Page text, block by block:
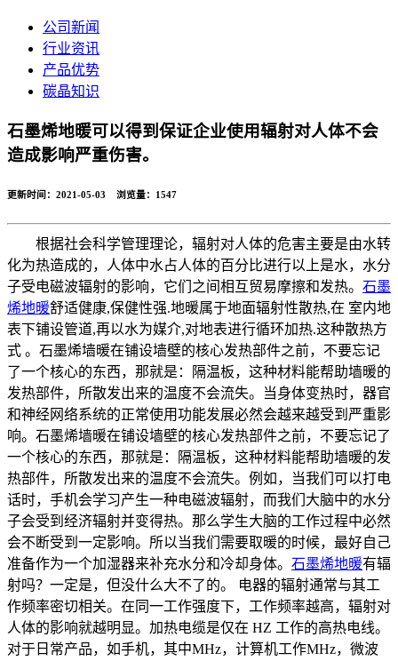
公司新闻
行业资讯
产品优势
碳晶知识
石墨烯地暖可以得到保证企业使用辐射对人体不会
造成影响严重伤害。
更新时间：2021-05-03 浏览量： 1547
根据社会科学管理理论，辐射对人体的危害主要是由水转
化为热造成的，人体中水占人体的百分比进行以上是水，水分
子受电磁波辐射的影响，它们之间相互贸易摩擦和发热。 石墨
烯地暖舒适健康,保健性强.地暖属于地面辐射性散热,在 室内地
表下铺设管道,再以水为媒介,对地表进行循环加热.这种散热方
式 。石墨烯墙暖在铺设墙壁的核心发热部件之前，不要忘记
了一个核心的东西，那就是：隔温板，这种材料能帮助墙暖的
发热部件，所散发出来的温度不会流失。当身体变热时，器官
和神经网络系统的正常使用功能发展必然会越来越受到严重影
响。石墨烯墙暖在铺设墙壁的核心发热部件之前，不要忘记了
一个核心的东西，那就是：隔温板，这种材料能帮助墙暖的发
热部件，所散发出来的温度不会流失。例如，当我们可以打电
话时，手机会学习产生一种电磁波辐射，而我们大脑中的水分
子会受到经济辐射并变得热。那么学生大脑的工作过程中必然
会不断受到一定影响。所以当我们需要取暖的时候，最好自己
准备作为一个加湿器来补充水分和冷却身体。 石墨烯地暖有辐
射吗？一定是，但没什么大不了的。 电器的辐射通常与其工
作频率密切相关。在同一工作强度下，工作频率越高，辐射对
人体的影响就越明显。加热电缆是仅在 HZ 工作的高热电线。
对于日常产品，如手机，其中MHz，计算机工作MHz，微波